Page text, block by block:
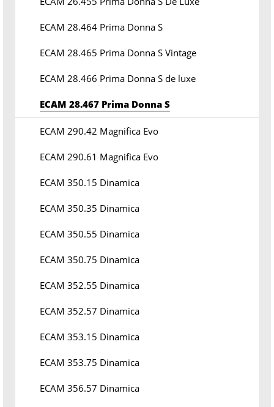
ECAM 28.464 Prima Donna S
ECAM 28.465 Prima Donna S Vintage
ECAM 28.466 Prima Donna S de luxe
ECAM 28.467 Prima Donna S
ECAM 290.42 Magnifica Evo
ECAM 290.61 Magnifica Evo
ECAM 350.15 Dinamica
ECAM 350.35 Dinamica
ECAM 350.55 Dinamica
ECAM 350.75 Dinamica
ECAM 352.55 Dinamica
ECAM 352.57 Dinamica
ECAM 353.15 Dinamica
ECAM 353.75 Dinamica
ECAM 356.57 Dinamica